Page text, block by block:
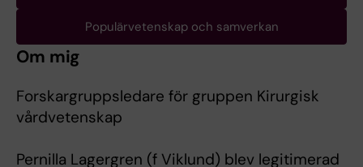
Populärvetenskap och samverkan
Om mig
Forskargruppsledare för gruppen Kirurgisk
vårdvetenskap
Pernilla Lagergren (f Viklund) blev legitimerad